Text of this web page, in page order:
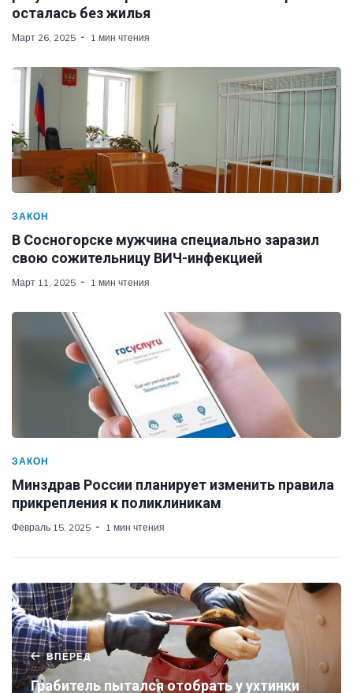
осталась без жилья
Март 26, 2025 1 мин чтения
ЗАКОН
В Сосногорске мужчина специально заразил
свою сожительницу ВИЧ-инфекцией
Март 11, 2025 1 мин чтения
ЗАКОН
Минздрав России планирует изменить правила
прикрепления к поликлиникам
Февраль 15, 2025 1 мин чтения
ВПЕРЕД
Грабитель пытался отобрать у ухтинки